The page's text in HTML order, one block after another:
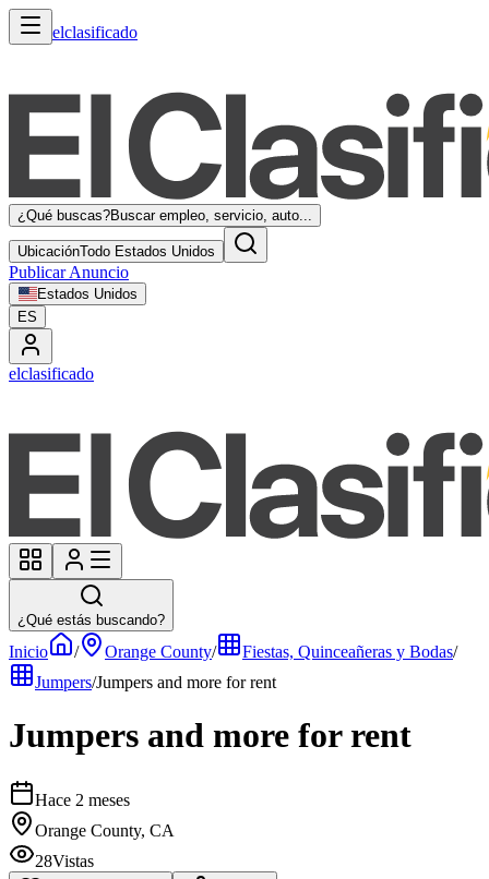
elclasificado
¿Qué buscas?Buscar empleo, servicio, auto...
UbicaciónTodo Estados Unidos
Publicar Anuncio
Estados Unidos
ES
elclasificado
¿Qué estás buscando?
Inicio / Orange County/ Fiestas, Quinceañeras y Bodas/
Jumpers/Jumpers and more for rent
Jumpers and more for rent
Hace 2 meses
Orange County, CA
28Vistas